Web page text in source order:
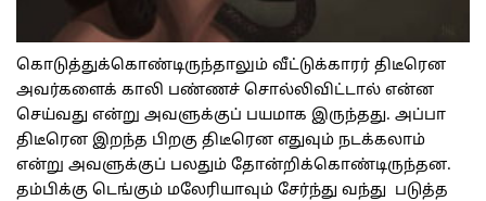
கொடுத்துக்கொண்டிருந்தாலும் வீட்டுக்காரர் திடீரென
அவர்களைக் காலி பண்ணச் சொல்லிவிட்டால் என்ன
செய்வது என்று அவளுக்குப் பயமாக இருந்தது. அப்பா
திடீரென இறந்த பிறகு திடீரென எதுவும் நடக்கலாம்
என்று அவளுக்குப் பலதும் தோன்றிக்கொண்டிருந்தன.
தம்பிக்கு டெங்கும் மலேரியாவும் சேர்ந்து வந்து படுத்த